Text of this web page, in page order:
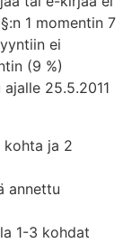
1 momentin 7
ei
(9 %)
25.5.2011
kohta ja 2
annettu
1-3 kohdat